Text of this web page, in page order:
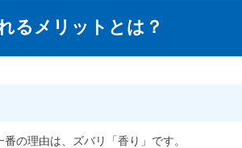
るメリットとは？
の理由は、ズバリ「香り」です。